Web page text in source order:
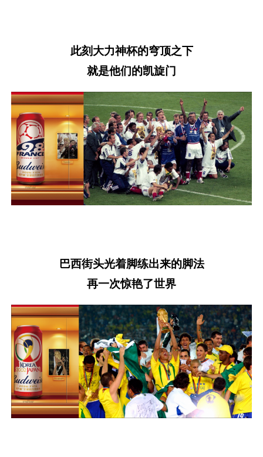
此刻大力神杯的穹顶之下
就是他们的凯旋门
巴西街头光着脚练出来的脚法
再一次惊艳了世界